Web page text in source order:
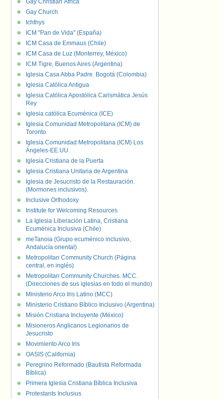
Gay Christian África
Gay Church
Ichthys
ICM "Pan de Vida" (España)
ICM Casa de Emmaus (Chile)
ICM Casa de Luz (Monterrey, México)
ICM Tigre, Buenos Aires (Argentina)
Iglesia Casa Abba Padre. Bogotá (Colombia)
Iglesia Católica Antigua
Iglesia Católica Apostólica Carismática Jesús
Rey
Iglesia católica Ecuménica (ICE)
Iglesia Comunidad Metropolitana (ICM) de
Toronto
Iglesia Comunidad Metropolitana (ICM) Los
Ángeles-EE.UU.
Iglesia Cristiana de la Puerta
Iglesia Cristiana Unitaria de Argentina
Iglesia de Jesucristo de la Restauración.
(Mormones inclusivos).
Inclusive Orthodoxy
Institute for Welcoming Resources
La Iglesia Liberación Latina, Cristiana
Ecuménica Inclusiva (Chile)
meTanoia (Grupo ecuménico inclusivo,
Andalucía oriental)
Metropolitan Community Church (Página
central, en inglés)
Metropolitan Community Churches. MCC.
(Direcciones de sus iglesias en todo el mundo)
Ministerio Arco Iris Latino (MCC)
Ministerio Cristiano Bíblico Inclusivo (Argentina)
Misión Cristiana Incluyente (México)
Misioneros Anglicanos Legionarios de
Jesucristo
Movimiento Arco Iris
OASIS (California)
Peregrino Reformado (Bautista Reformada
Bíblica)
Primera Iglesia Cristiana Bíblica Inclusiva
Protestants Inclusius